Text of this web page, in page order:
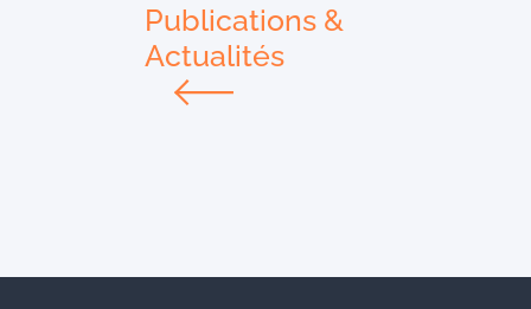
Publications &
Actualités